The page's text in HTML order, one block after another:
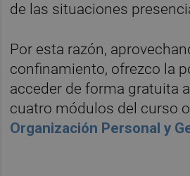
de las situaciones
Por esta razón,
confinamiento, ofrezco la
acceder de forma gratuita
cuatro módulos del curso
Organización Personal y